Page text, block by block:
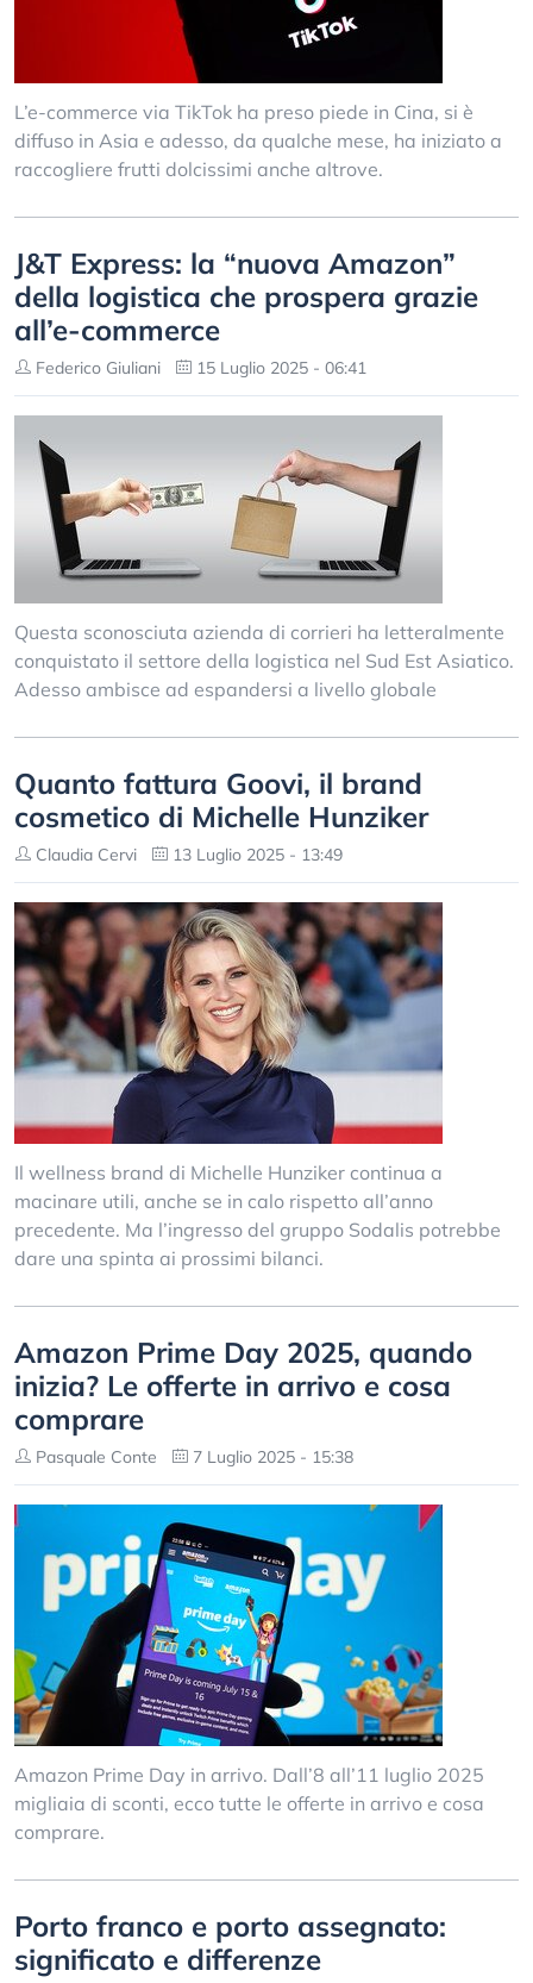
L’e-commerce via TikTok ha preso piede in Cina, si è
diffuso in Asia e adesso, da qualche mese, ha iniziato a
raccogliere frutti dolcissimi anche altrove.
J&T Express: la “nuova Amazon”
della logistica che prospera grazie
all’e-commerce
Federico Giuliani 15 Luglio 2025 - 06:41
Questa sconosciuta azienda di corrieri ha letteralmente
conquistato il settore della logistica nel Sud Est Asiatico.
Adesso ambisce ad espandersi a livello globale
Quanto fattura Goovi, il brand
cosmetico di Michelle Hunziker
Claudia Cervi 13 Luglio 2025 - 13:49
Il wellness brand di Michelle Hunziker continua a
macinare utili, anche se in calo rispetto all’anno
precedente. Ma l’ingresso del gruppo Sodalis potrebbe
dare una spinta ai prossimi bilanci.
Amazon Prime Day 2025, quando
inizia? Le offerte in arrivo e cosa
comprare
Pasquale Conte 7 Luglio 2025 - 15:38
Amazon Prime Day in arrivo. Dall’8 all’11 luglio 2025
migliaia di sconti, ecco tutte le offerte in arrivo e cosa
comprare.
Porto franco e porto assegnato:
significato e differenze